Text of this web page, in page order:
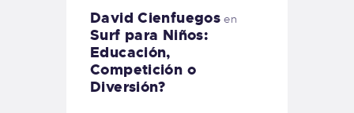
David Cienfuegos en
Surf para Niños:
Educación,
Competición o
Diversión?